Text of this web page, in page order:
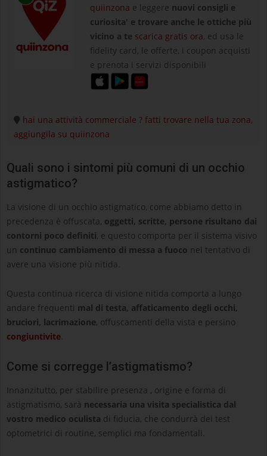
quiinzona e leggere nuovi consigli e
curiosita' e trovare anche le ottiche più
vicino a te scarica gratis ora, ed usa le
fidelity card, le offerte, i coupon acquisti
e prenota i servizi disponibili
hai una attività commerciale ? fatti trovare nella tua zona,
aggiungila su quiinzona
Quali sono i sintomi più comuni di un occhio
astigmatico?
La visione di un occhio astigmatico, come abbiamo detto in
precedenza è offuscata, oggetti, scritte, persone risultano dai
contorni poco definiti, e questo comporta per il sistema visivo
un continuo cambiamento di messa a fuoco nel tentativo di
avere una visione più nitida.
Questa continua ricerca di visione nitida comporta a lungo
andare frequenti mal di testa, affaticamento degli occhi,
bruciori, lacrimazione, offuscamenti della vista e persino
congiuntivite.
Come si corregge l’astigmatismo?
Innanzitutto, per stabilire presenza , origine e forma di
astigmatismo, sarà necessaria una visita specialistica dal
vostro medico oculista di fiducia, che condurrà dei test
optometrici di routine, semplici ma fondamentali.